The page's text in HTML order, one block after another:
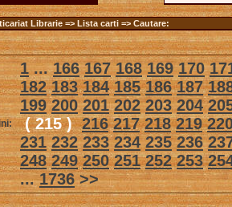
Librarie => Lista carti => Cautare:
1...166 167 168 169 170
182 183 184 185 186 187
199 200 201 202 203 204
( 215 ) 216 217 218 219
231 232 233 234 235 236
248 249 250 251 252 253
...1736>>